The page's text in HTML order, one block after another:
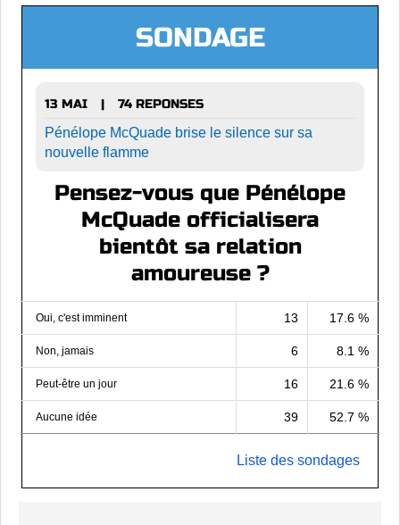
SONDAGE
13 MAI |
74 REPONSES
Pénélope McQuade brise le silence sur sa
nouvelle flamme
Pensez-vous que Pénélope
McQuade officialisera
bientôt sa relation
amoureuse ?
Oui, c'est imminent 13 17.6 %
Non, jamais 6 8.1 %
Peut-être un jour 16 21.6 %
Aucune idée 39 52.7 %
Liste des sondages